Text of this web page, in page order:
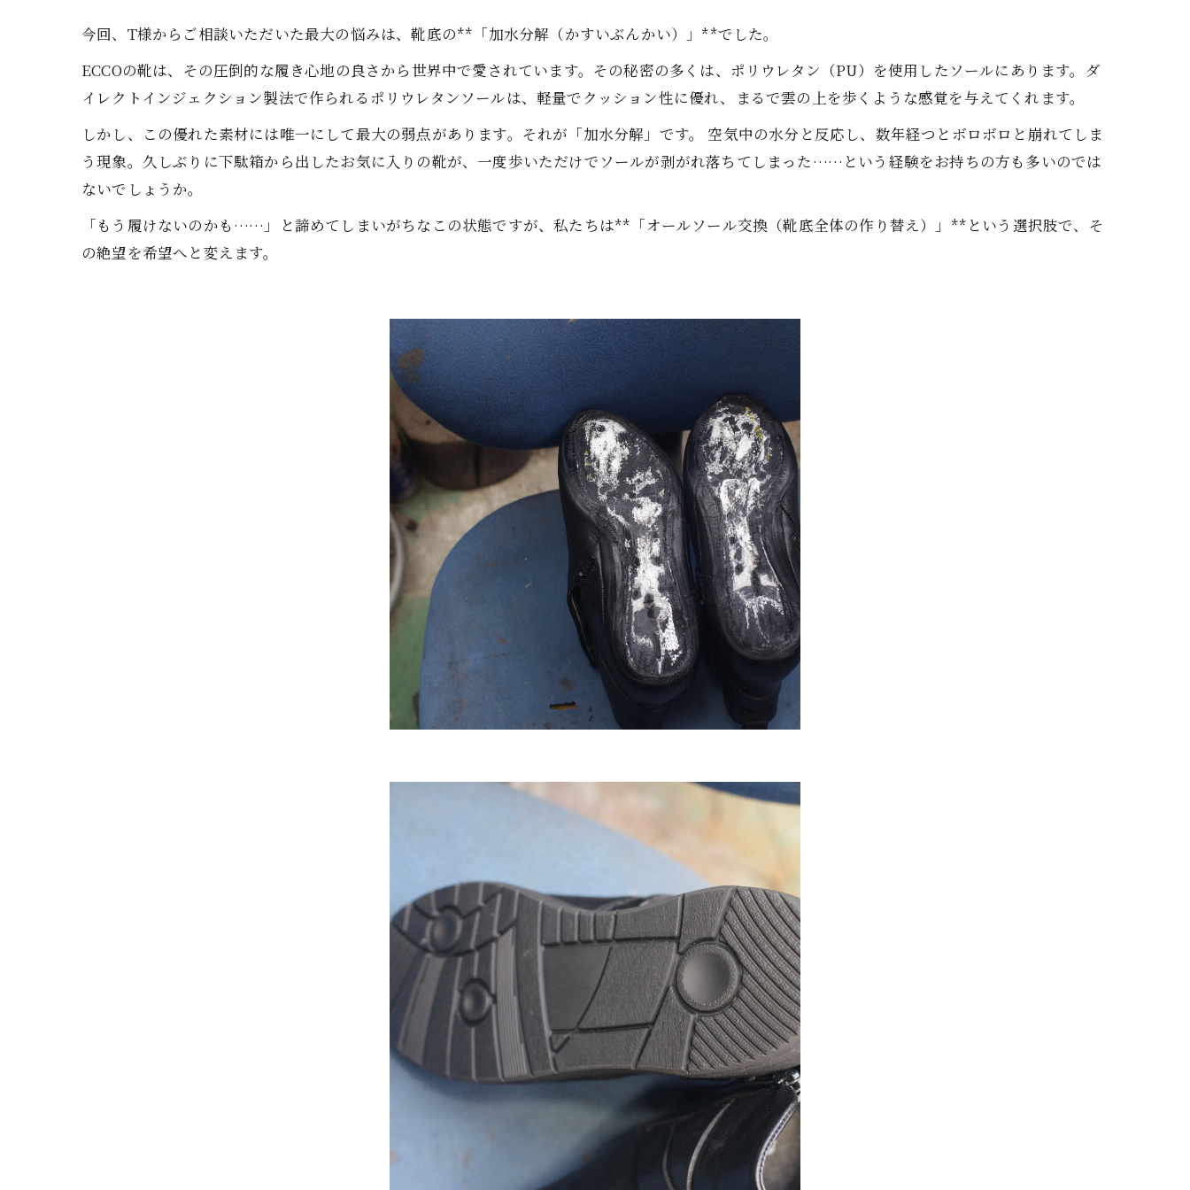
今回、T様からご相談いただいた最大の悩みは、靴底の**「加水分解（かすいぶんかい）」**でした。
ECCOの靴は、その圧倒的な履き心地の良さから世界中で愛されています。その秘密の多くは、ポリウレタン（PU）を使用したソールにあります。ダ
イレクトインジェクション製法で作られるポリウレタンソールは、軽量でクッション性に優れ、まるで雲の上を歩くような感覚を与えてくれます。
しかし、この優れた素材には唯一にして最大の弱点があります。それが「加水分解」です。 空気中の水分と反応し、数年経つとボロボロと崩れてしま
う現象。久しぶりに下駄箱から出したお気に入りの靴が、一度歩いただけでソールが剥がれ落ちてしまった……という経験をお持ちの方も多いのでは
ないでしょうか。
「もう履けないのかも……」と諦めてしまいがちなこの状態ですが、私たちは**「オールソール交換（靴底全体の作り替え）」**という選択肢で、そ
の絶望を希望へと変えます。